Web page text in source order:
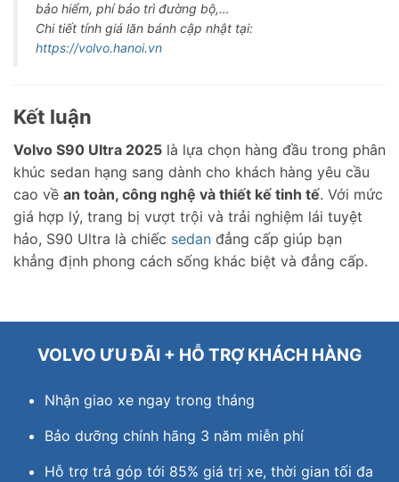
bảo hiểm, phí bảo trì đường bộ,…
Chi tiết tính giá lăn bánh cập nhật tại:
https://volvo.hanoi.vn
Kết luận
Volvo S90 Ultra 2025 là lựa chọn hàng đầu trong phân
khúc sedan hạng sang dành cho khách hàng yêu cầu
cao về an toàn, công nghệ và thiết kế tinh tế. Với mức
giá hợp lý, trang bị vượt trội và trải nghiệm lái tuyệt
hảo, S90 Ultra là chiếc sedan đẳng cấp giúp bạn
khẳng định phong cách sống khác biệt và đẳng cấp.
VOLVO ƯU ĐÃI + HỖ TRỢ KHÁCH HÀNG
Nhận giao xe ngay trong tháng
Bảo dưỡng chính hãng 3 năm miễn phí
Hỗ trợ trả góp tới 85% giá trị xe, thời gian tối đa